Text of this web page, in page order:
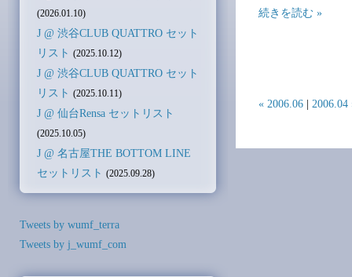
続きを読む »
« 2006.06| 2006.04
(2026.01.10)
J @ 渋谷CLUB QUATTRO セット
リスト (2025.10.12)
J @ 渋谷CLUB QUATTRO セット
リスト (2025.10.11)
J @ 仙台Rensa セットリスト
(2025.10.05)
J @ 名古屋THE BOTTOM LINE
セットリスト (2025.09.28)
Tweets by wumf_terra
Tweets by j_wumf_com